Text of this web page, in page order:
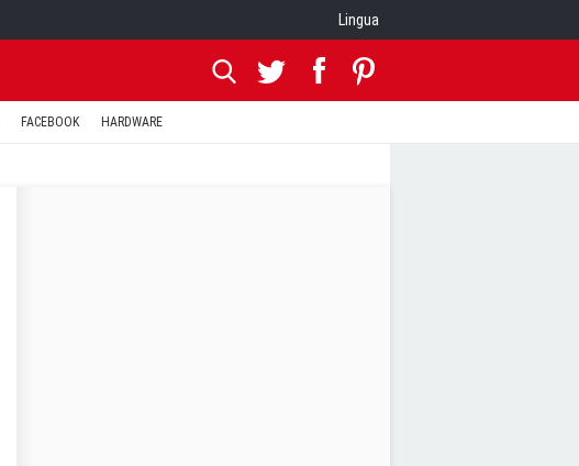
Lingua
FACEBOOK HARDWARE